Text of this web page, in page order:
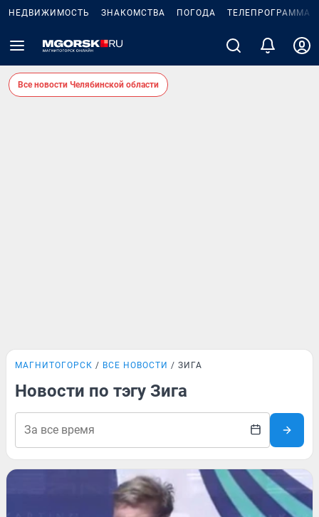
НЕДВИЖИМОСТЬ ЗНАКОМСТВА ПОГОДА ТЕЛЕПРОГРАММА
Все новости Челябинской области
МАГНИТОГОРСК ВСЕ НОВОСТИ ЗИГА
Новости по тэгу Зига